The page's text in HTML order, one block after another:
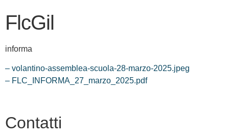
FlcGil
informa
– volantino-assemblea-scuola-28-marzo-2025.jpeg
– FLC_INFORMA_27_marzo_2025.pdf
Contatti